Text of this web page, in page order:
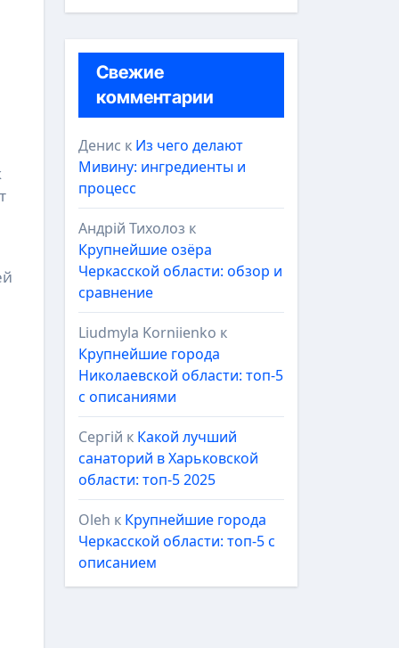
Свежие
комментарии
Денис к Из чего делают
Мивину: ингредиенты и
процесс
Андрій Тихолоз к
Крупнейшие озёра
Черкасской области: обзор и
сравнение
Liudmyla Korniienko к
Крупнейшие города
Николаевской области: топ-5
с описаниями
Сергій к Какой лучший
санаторий в Харьковской
области: топ-5 2025
Oleh к Крупнейшие города
Черкасской области: топ-5 с
описанием